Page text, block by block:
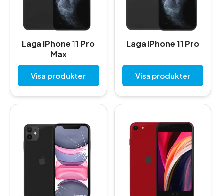
Laga iPhone 11 Pro
Max
Visa produkter
Laga iPhone 11 Pro
Visa produkter